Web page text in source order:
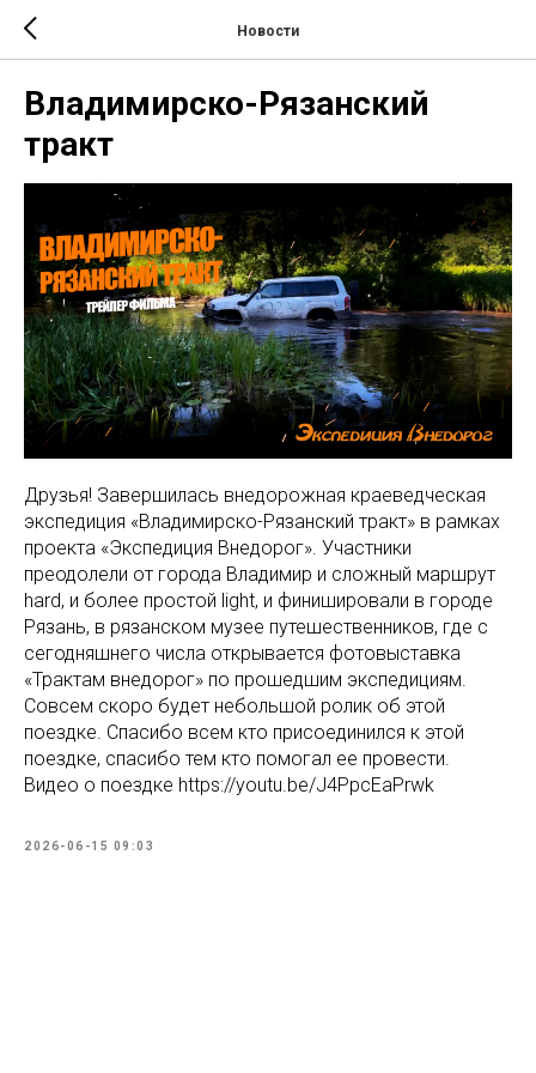
Новости
Владимирско-Рязанский
тракт
Друзья! Завершилась внедорожная краеведческая
экспедиция «Владимирско-Рязанский тракт» в рамках
проекта «Экспедиция Внедорог». Участники
преодолели от города Владимир и сложный маршрут
hard, и более простой light, и финишировали в городе
Рязань, в рязанском музее путешественников, где с
сегодняшнего числа открывается фотовыставка
«Трактам внедорог» по прошедшим экспедициям.
Совсем скоро будет небольшой ролик об этой
поездке. Спасибо всем кто присоединился к этой
поездке, спасибо тем кто помогал ее провести.
Видео о поездке https://youtu.be/J4PpcEaPrwk
2026-06-15 09:03